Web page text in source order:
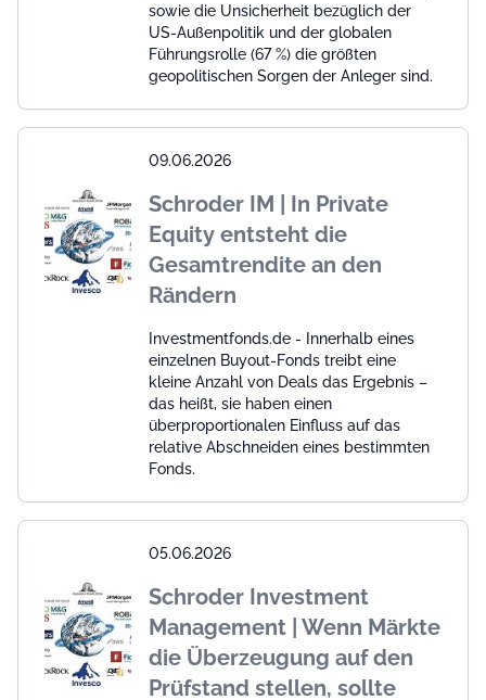
sowie die Unsicherheit bezüglich der
US-Außenpolitik und der globalen
Führungsrolle (67 %) die größten
geopolitischen Sorgen der Anleger sind.
09.06.2026
Schroder IM | In Private
Equity entsteht die
Gesamtrendite an den
Rändern
Investmentfonds.de - Innerhalb eines
einzelnen Buyout-Fonds treibt eine
kleine Anzahl von Deals das Ergebnis –
das heißt, sie haben einen
überproportionalen Einfluss auf das
relative Abschneiden eines bestimmten
Fonds.
05.06.2026
Schroder Investment
Management | Wenn Märkte
die Überzeugung auf den
Prüfstand stellen, sollte